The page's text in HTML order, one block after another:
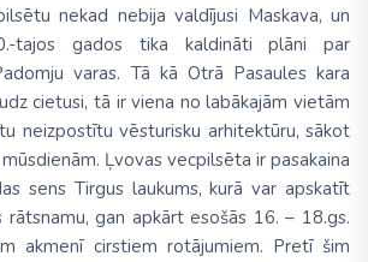
nekad nebija valdījusi Maskava, un
tajos gados tika kaldināti plāni par
varas. Tā kā Otrā Pasaules kara
cietusi, tā ir viena no labākajām vietām
neizpostītu vēsturisku arhitektūru, sākot
Ļvovas vecpilsēta ir pasakaina
sens Tirgus laukums, kurā var apskatīt
gan apkārt esošās 16. – 18.gs.
akmenī cirstiem rotājumiem. Pretī šim